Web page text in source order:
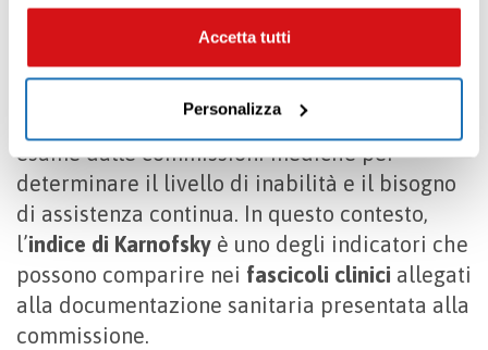
contenuti mirati sulle tue preferenze e i tuoi interessi. Se
CHIUDI questo banner, saranno utilizzati soltanto
cookies tecnici. Seleziona i pulsanti sottostanti per
seleziona “ACCETTA TUTTI”, se vuoi abilitare o
disabilitare soltanto determinate categorie di cookies
seleziona “PERSONALIZZA”. Per maggiori informazioni
e modificare le tue preferenze vai alla nostra cookie
policy.
Accetta tutti
Personalizza
Legislativo 38/2000, che disciplina le
prestazioni assicurative in caso di infortuni e
funzionale della persona viene presa in
esame dalle commissioni mediche per
determinare il livello di inabilità e il bisogno
di assistenza continua. In questo contesto,
l’indice di Karnofsky è uno degli indicatori che
possono comparire nei fascicoli clinici allegati
alla documentazione sanitaria presentata alla
commissione.